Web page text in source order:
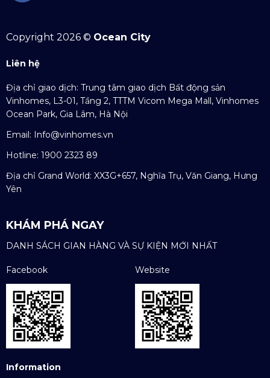
Copyright 2026 © Ocean City
Liên hệ
Địa chỉ giao dịch: Trung tâm giao dịch Bất động sản
Vinhomes, L3-01, Tầng 2, TTTM Vicom Mega Mall, Vinhomes
Ocean Park, Gia Lâm, Hà Nội
Email: Info@vinhomes.vn
Hotline: 1900 2323 89
Địa chỉ Grand World: XX3G+657, Nghĩa Trụ, Văn Giang, Hưng
Yên
KHÁM PHÁ NGAY
DANH SÁCH GIAN HÀNG VÀ SỰ KIỆN MỚI NHẤT
Facebook Website
Information